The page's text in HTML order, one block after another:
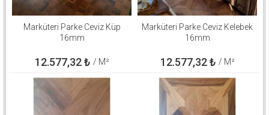
Marküteri Parke Ceviz Küp
16mm
12.577,32₺ / M²
Marküteri Parke Ceviz Kelebek
16mm
12.577,32₺ / M²